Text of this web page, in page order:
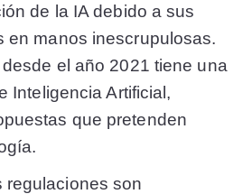
de la IA debido a sus
en manos inescrupulosas.
el año 2021 tiene una
Inteligencia Artificial,
que pretenden
regulaciones son